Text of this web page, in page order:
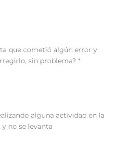
que cometió algún error y
sin problema? *
alguna actividad en la
no se levanta